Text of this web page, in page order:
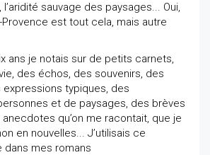
l’aridité sauvage des paysages... Oui,
Provence est tout cela, mais autre
ans je notais sur de petits carnets,
des échos, des souvenirs, des
typiques, des
et de paysages, des brèves
qu’on me racontait, que je
en nouvelles... J’utilisais ce
dans mes romans